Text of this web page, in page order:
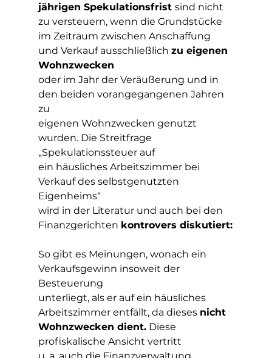
jährigen Spekulationsfrist sind nicht
zu versteuern, wenn die Grundstücke
im Zeitraum zwischen Anschaffung
und Verkauf ausschließlich zu eigenen
Wohnzwecken
oder im Jahr der Veräußerung und in
den beiden vorangegangenen Jahren
zu
eigenen Wohnzwecken genutzt
wurden. Die Streitfrage
„Spekulationssteuer auf
ein häusliches Arbeitszimmer bei
Verkauf des selbstgenutzten
Eigenheims“
wird in der Literatur und auch bei den
Finanzgerichten kontrovers diskutiert:
So gibt es Meinungen, wonach ein
Verkaufsgewinn insoweit der
Besteuerung
unterliegt, als er auf ein häusliches
Arbeitszimmer entfällt, da dieses nicht
Wohnzwecken dient. Diese
profiskalische Ansicht vertritt